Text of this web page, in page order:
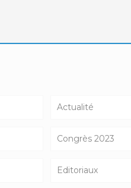
Actualité
Congrès 2023
Editoriaux